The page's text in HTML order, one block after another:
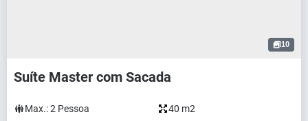
10
Suíte Master com Sacada
Max.:2 Pessoa
40 m2